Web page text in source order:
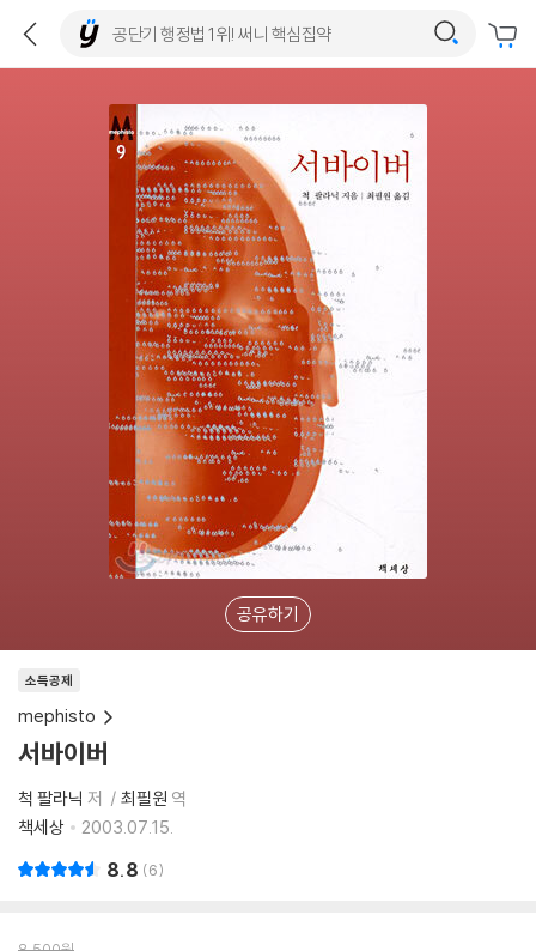
공유하기
소득공제
mephisto
서바이버
척 팔라닉 저 최필원 역
책세상
2003.07.15.
8.8 6